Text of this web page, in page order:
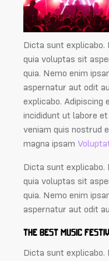
Dicta sunt explicabo.
quia voluptas sit
quia. Nemo enim
aspernatur aut odit
explicabo. Adipiscing
incididunt ut labore
veniam quis nostrud
magna ipsam
Dicta sunt explicabo.
quia voluptas sit
quia. Nemo enim
aspernatur aut odit
THE BEST MUSIC
Dicta sunt explicabo.